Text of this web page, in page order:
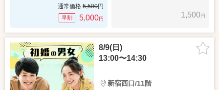
通常価格 5,500円
早割 5,000円 1,500円
8/9(日)
13:00〜14:30
新宿西口/11階